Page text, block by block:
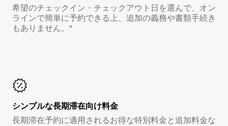
希望のチェックイン・チェックアウト日を選んで、オン
ラインで簡単に予約できる上、追加の義務や書類手続き
もありません。*
シンプルな長期滞在向け料金
長期滞在予約に適用されるお得な特別料金と追加料金な